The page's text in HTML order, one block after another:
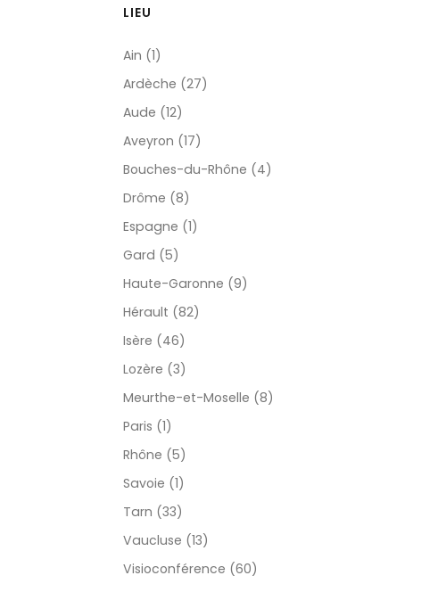
LIEU
Ain (1)
Ardèche (27)
Aude (12)
Aveyron (17)
Bouches-du-Rhône (4)
Drôme (8)
Espagne (1)
Gard (5)
Haute-Garonne (9)
Hérault (82)
Isère (46)
Lozère (3)
Meurthe-et-Moselle (8)
Paris (1)
Rhône (5)
Savoie (1)
Tarn (33)
Vaucluse (13)
Visioconférence (60)